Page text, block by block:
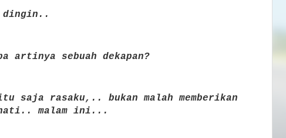
dingin..
artinya sebuah dekapan?
saja rasaku,.. bukan malah memberikan
malam ini...